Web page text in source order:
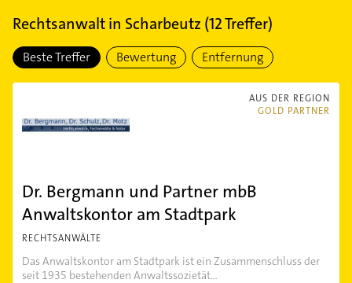
Rechtsanwaltin Scharbeutz (12Treffer)
Beste Treffer Bewertung Entfernung
AUS DER REGION
GOLD PARTNER
Dr. Bergmann und Partner mbB
Anwaltskontor am Stadtpark
RECHTSANWÄLTE
Das Anwaltskontor am Stadtpark ist ein Zusammenschluss der
seit 1935 bestehenden Anwaltssozietät...